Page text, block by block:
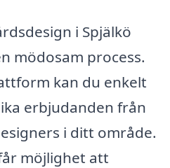
i Spjälkö
mödosam process.
kan du enkelt
erbjudanden från
i ditt område.
möjlighet att